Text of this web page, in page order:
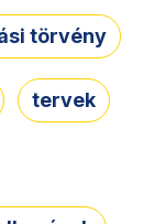
törvény
tervek